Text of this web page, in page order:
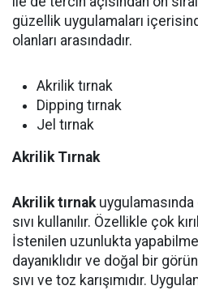
güzellik uygulamaları
olanları arasındadır.
Akrilik tırnak
Dipping tırnak
Jel tırnak
Akrilik Tırnak
Akrilik tırnak
sıvı kullanılır. Özellikle çok
İstenilen uzunlukta
dayanıklıdır ve doğal bir
sıvı ve toz karışımıdır.